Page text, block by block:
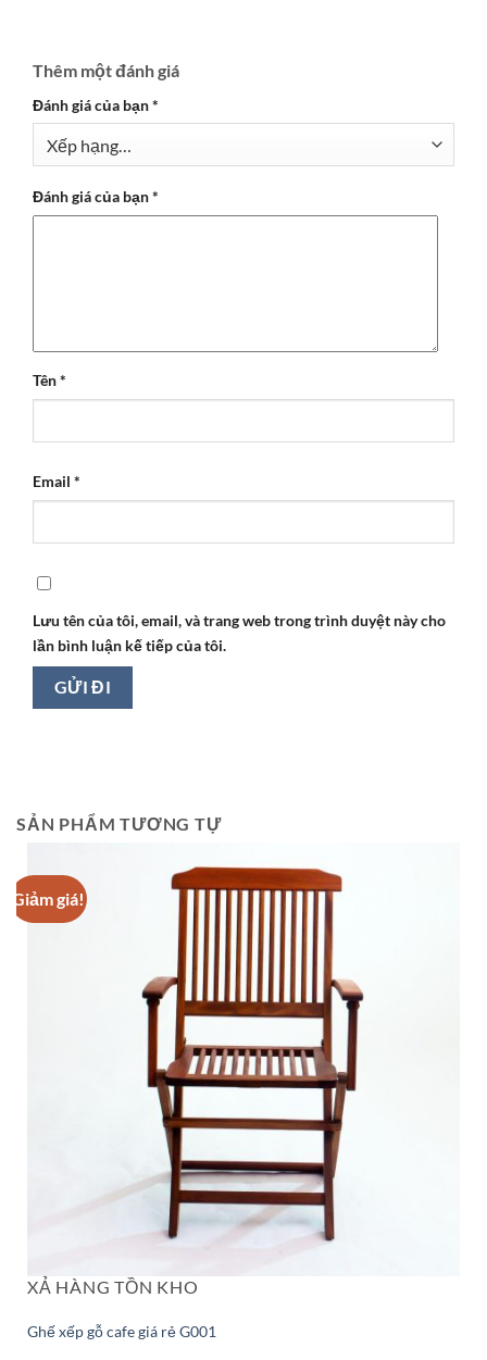
Thêm một đánh giá
Đánh giá của bạn*
Đánh giá của bạn*
Tên*
Email *
Lưu tên của tôi, email, và trang web trong trình duyệt này cho
lần bình luận kế tiếp của tôi.
SẢN PHẨM TƯƠNG TỰ
Giảm giá!
XẢ HÀNG TỒN KHO
Ghế xếp gỗ cafe giá rẻ G001